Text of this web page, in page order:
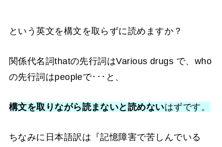
という英文を構文を取らずに読めますか？
関係代名詞thatの先行詞はVarious drugs で、who
の先行詞はpeopleで･･･と、
構文を取りながら読まないと読めないはずです。
ちなみに日本語訳は『記憶障害で苦しんでいる